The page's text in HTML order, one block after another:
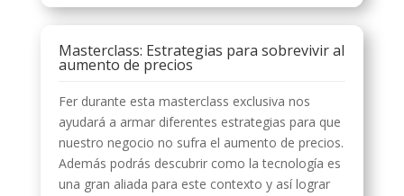
Masterclass: Estrategias para sobrevivir al
aumento de precios
Fer durante esta masterclass exclusiva nos
ayudará a armar diferentes estrategias para que
nuestro negocio no sufra el aumento de precios.
Además podrás descubrir como la tecnología es
una gran aliada para este contexto y así lograr